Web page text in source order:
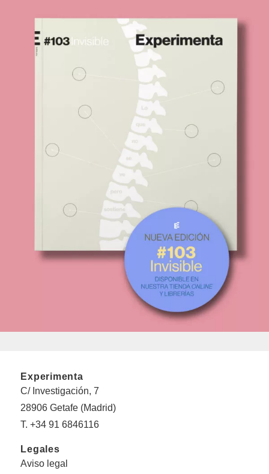
Experimenta
C/ Investigación, 7
28906 Getafe (Madrid)
T. +34 91 6846116
Legales
Aviso legal